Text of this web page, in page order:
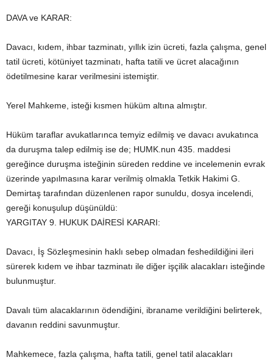
DAVA ve KARAR:
Davacı, kıdem, ihbar tazminatı, yıllık izin ücreti, fazla çalışma, genel
tatil ücreti, kötüniyet tazminatı, hafta tatili ve ücret alacağının
ödetilmesine karar verilmesini istemiştir.
Yerel Mahkeme, isteği kısmen hüküm altına almıştır.
Hüküm taraflar avukatlarınca temyiz edilmiş ve davacı avukatınca
da duruşma talep edilmiş ise de; HUMK.nun 435. maddesi
gereğince duruşma isteğinin süreden reddine ve incelemenin evrak
üzerinde yapılmasına karar verilmiş olmakla Tetkik Hakimi G.
Demirtaş tarafından düzenlenen rapor sunuldu, dosya incelendi,
gereği konuşulup düşünüldü:
YARGITAY 9. HUKUK DAİRESİ KARARI:
Davacı, İş Sözleşmesinin haklı sebep olmadan feshedildiğini ileri
sürerek kıdem ve ihbar tazminatı ile diğer işçilik alacakları isteğinde
bulunmuştur.
Davalı tüm alacaklarının ödendiğini, ibraname verildiğini belirterek,
davanın reddini savunmuştur.
Mahkemece, fazla çalışma, hafta tatili, genel tatil alacakları